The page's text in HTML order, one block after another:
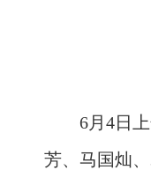
6月4日
芳、马国灿